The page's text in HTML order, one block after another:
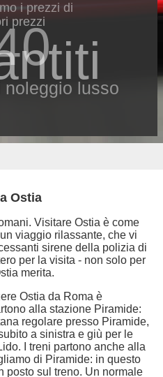
i prezzi di
lusso
prezzi
Ostia
Visitare Ostia è come
viaggio rilassante, che vi
sirene della polizia di
per la visita - non solo per
merita.
Ostia da Roma è
alla stazione Piramide:
regolare presso Piramide,
a sinistra e giù per le
I treni partono anche alla
di Piramide: in questo
posto sul treno. Un normale